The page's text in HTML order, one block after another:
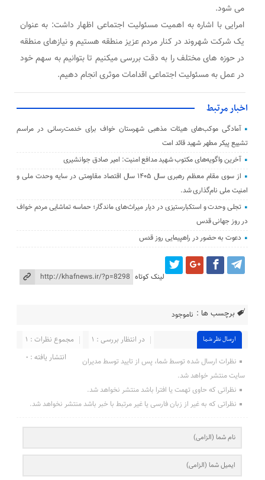
می شود.
امرایی با اشاره به اهمیت مسئولیت اجتماعی اظهار داشت: به عنوان
یک شرکت شهروند در کنار مردم عزیز منطقه هستیم و نیازهای منطقه
در حوزه های مختلف را به دقت بررسی میکنیم تا بتوانیم به سهم خود
در عمل به مسئولیت اجتماعی اقدامات موثری انجام دهیم.
اخبار مرتبط
آمادگی موکب‌های هیئات مذهبی شهرستان خواف برای خدمت‌رسانی در مراسم
تشییع پیکر مطهر شهید قائد امت
آخرین واگویه‌های مکتوب شهید مدافع امنیت: امیر صادق جوانشیری
از سوی مقام معظم رهبری سال ۱۴۰۵ سال اقتصاد مقاومتی در سایه وحدت ملی و
امنیت ملی نام‌گذاری شد.
تجلی وحدت و استکبارستیزی در دیار میراث‌های ماندگار؛ حماسه تماشایی مردم خواف
در روز جهانی قدس
دعوت به حضور در راهپیمایی روز قدس
لینک کوتاه
برچسب ها : ناموجود
ارسال نظر شما مجموع نظرات : ۱
در انتظار بررسی : ۱
انتشار یافته : ۰
نظرات ارسال شده توسط شما، پس از تایید توسط مدیران
سایت منتشر خواهد شد.
نظراتی که حاوی تهمت یا افترا باشد منتشر نخواهد شد.
نظراتی که به غیر از زبان فارسی یا غیر مرتبط با خبر باشد منتشر نخواهد شد.